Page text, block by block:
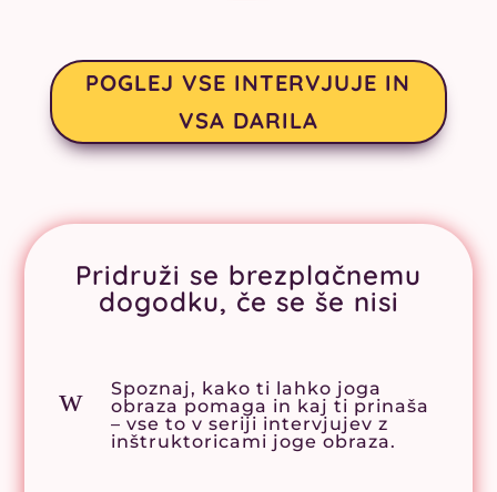
POGLEJ VSE INTERVJUJE IN
VSA DARILA
Pridruži se brezplačnemu
dogodku, če se še nisi
w
Spoznaj, kako ti lahko joga
obraza pomaga in kaj ti prinaša
– vse to v seriji intervjujev z
inštruktoricami joge obraza.